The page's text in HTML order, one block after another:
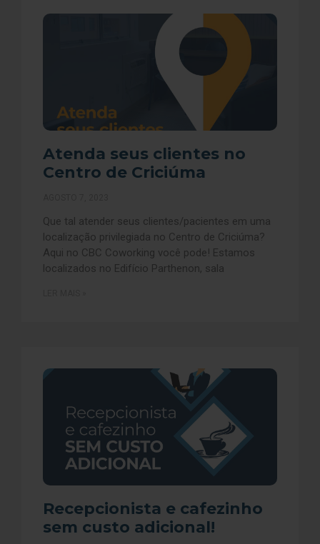
Atenda seus clientes no
Centro de Criciúma
Que tal atender seus clientes/pacientes em uma
localização privilegiada no Centro de Criciúma?
Aqui no CBC Coworking você pode! Estamos
localizados no Edifício Parthenon, sala
Recepcionista e cafezinho
sem custo adicional!